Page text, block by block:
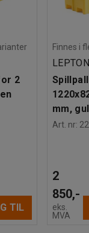
2
TIL
Finnes i
mm, gul
Art. nr:
2
850,-
eks.
MVA